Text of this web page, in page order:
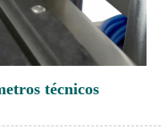
técnicos